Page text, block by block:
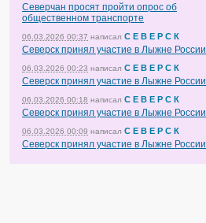
Северчан просят пройти опрос об
общественном транспорте
06.03.2026 00:37 написал С Е В Е Р С К
Северск принял участие в Лыжне России
06.03.2026 00:23 написал С Е В Е Р С К
Северск принял участие в Лыжне России
06.03.2026 00:18 написал С Е В Е Р С К
Северск принял участие в Лыжне России
06.03.2026 00:09 написал С Е В Е Р С К
Северск принял участие в Лыжне России